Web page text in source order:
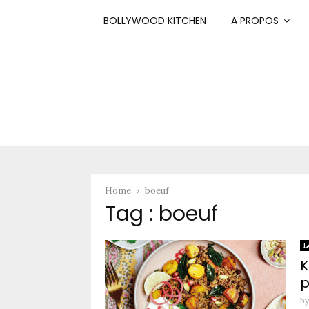
BOLLYWOOD KITCHEN A PROPOS
Home boeuf
Tag : boeuf